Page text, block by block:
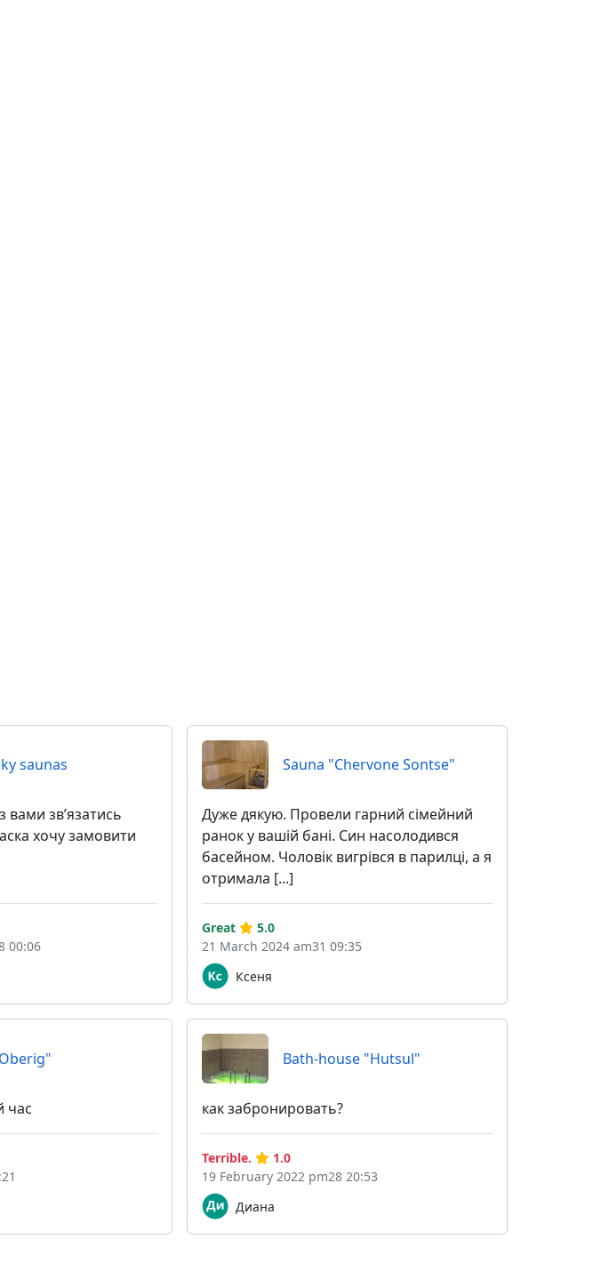
saunas
вами звʼязатись
хочу замовити
00:06
Sauna "Chervone Sontse"
Дуже дякую. Провели гарний сімейний
ранок у вашій бані. Син насолодився
басейном. Чоловік вигрівся в парилці, а я
отримала [...]
Ксеня
Great
5.0
21 March 2024 am31 09:35
час
Bath-house "Hutsul"
как забронировать?
Диана
Terrible.
1.0
19 February 2022 pm28 20:53